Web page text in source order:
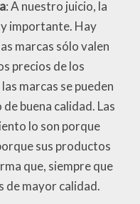
: A nuestro juicio, la
importante. Hay
marcas sólo valen
precios de los
marcas se pueden
buena calidad. Las
lo son porque
sus productos
que, siempre que
de mayor calidad.